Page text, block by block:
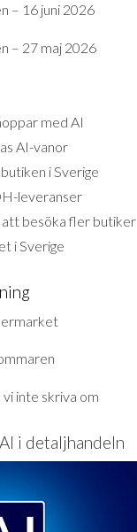
– 16 juni 2026
– 27 maj 2026
med AI
AI-vanor
i Sverige
leveranser
besöka fler butiker
i Sverige
inte skriva om
i detaljhandeln